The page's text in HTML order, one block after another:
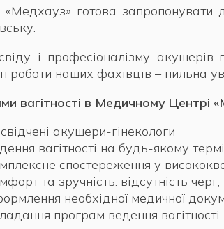
«Медхауз» готова запропонувати
і професіоналізму
роботи наших фахівців – пильна
вагітності в Медичному Центрі
акушери-гінекологи
вагітності на будь-якому
спостереження у
та зручність: відсутність
необхідної медичної
програм ведення вагітності